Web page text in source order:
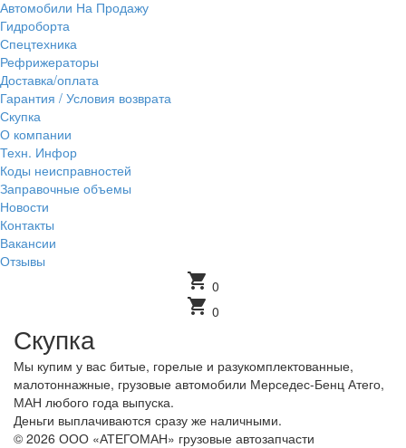
Автомобили На Продажу
Гидроборта
Спецтехника
Рефрижераторы
Доставка/оплата
Гарантия / Условия возврата
Скупка
О компании
Техн. Инфор
Коды неисправностей
Заправочные объемы
Новости
Контакты
Вакансии
Отзывы
shopping_cart 0
shopping_cart 0
Скупка
Мы купим у вас битые, горелые и разукомплектованные,
малотоннажные, грузовые автомобили Мерседес-Бенц Атего,
МАН любого года выпуска.
Деньги выплачиваются сразу же наличными.
© 2026 ООО «АТЕГОМАН» грузовые автозапчасти